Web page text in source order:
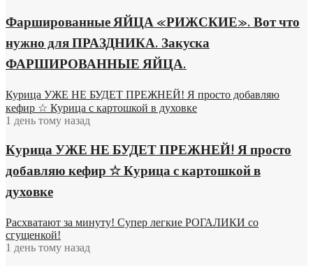
Фаршированные ЯЙЦА «РИЖСКИЕ». Вот что
нужно для ПРАЗДНИКА. Закуска
ФАРШИРОВАННЫЕ ЯЙЦА.
Курица УЖЕ НЕ БУДЕТ ПРЕЖНЕЙ! Я просто добавляю
кефир ☆ Курица с картошкой в духовке
1 день тому назад
Курица УЖЕ НЕ БУДЕТ ПРЕЖНЕЙ! Я просто
добавляю кефир ☆ Курица с картошкой в
духовке
Расхватают за минуту! Супер легкие РОГАЛИКИ со
сгущенкой!
1 день тому назад